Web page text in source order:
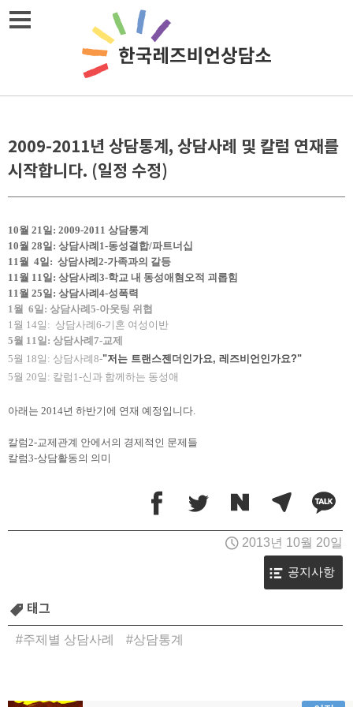
Skip
2009-2011년 상담통계, 상담사례 및 칼럼 연재를
시작합니다. (일정 수정)
10월 21일: 2009-2011 상담통계
10월 28일: 상담사례1-동성결합/파트너십
11월 4일: 상담사례2-가족과의 갈등
11월 11일: 상담사례3-학교 내 동성애혐오적 괴롭힘
11월 25일: 상담사례4-성폭력
1월 6일: 상담사례5-아웃팅 위협
1월 14일: 상담사례6-기혼 여성이반
5월 11일: 상담사례7-교제
5월 18일: 상담사례8-"저는 트랜스젠더인가요, 레즈비언인가요?"
5월 20일: 칼럼1-신과 함께하는 동성애
아래는 2014년 하반기에 연재 예정입니다.
칼럼2-교제관계 안에서의 경제적인 문제들
칼럼3-상담활동의 의미
2013년 10월 20일
공지사항
태그
주제별 상담사례 상담통계